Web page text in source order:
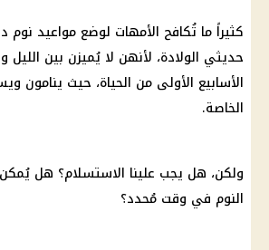
كثيراً ما تُكافح الأمهات لوضع مواعيد نوم
حديثي الولادة، لأنهن لا يُميزن بين الليل
الأسابيع الأولى من الحياة، حيث ينامون
الخاصة.
ولكن، هل يجب علينا الاستسلام؟ هل
النوم في وقت مُحدد؟